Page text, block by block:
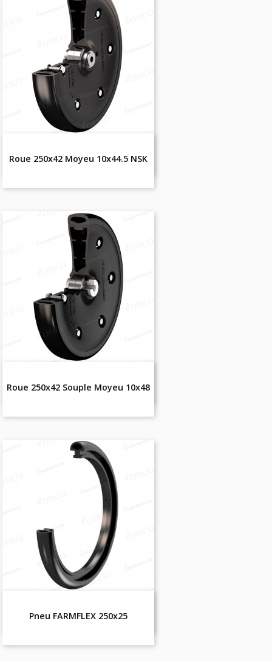
Roue 250x42 Moyeu 10x44.5 NSK
Roue 250x42 Souple Moyeu 10x48
Pneu FARMFLEX 250x25